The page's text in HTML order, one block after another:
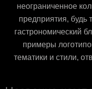
неограниченное
предприятия, будь
гастрономический
примеры
тематики и стили,